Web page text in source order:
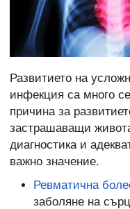
Развитието на
инфекция са много
причина за
застрашаващи
диагностика и
важно значение.
Ревматична
заболяне на